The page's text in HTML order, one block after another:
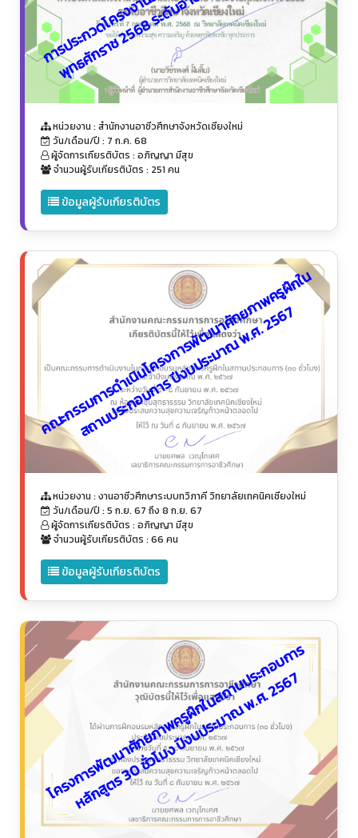
หน่วยงาน : สำนักงานอาชีวศึกษาจังหวัดเชียงใหม่
วัน/เดือน/ปี : 7 ก.ค. 68
ผู้จัดการเกียรติบัตร : อภิญญา มีสุข
จำนวนผู้รับเกียรติบัตร : 251 คน
ข้อมูลผู้รับเกียรติบัตร
ค
ณ
ะ
ก
ร
ร
ม
ก
า
ร
ดำ
เ
นิ
น
โ
ค
ร
ง
ก
า
ร
พั
ฒ
น
า
ศั
ก
ย
ภ
า
พ
ค
รู
ฝึ
ก
ใ
น
ส
ถ
า
น
ป
ร
ะ
ก
อ
บ
ก
า
ร
ปี
ง
บ
ป
ร
ะ
ม
า
ณ
พ.
ศ.
2
5
6
7
หน่วยงาน : งานอาชีวศึกษาระบบทวิภาคี วิทยาลัยเทคนิคเชียงใหม่
วัน/เดือน/ปี : 5 ก.ย. 67 ถึง 8 ก.ย. 67
ผู้จัดการเกียรติบัตร : อภิญญา มีสุข
จำนวนผู้รับเกียรติบัตร : 66 คน
ข้อมูลผู้รับเกียรติบัตร
โ
ค
ร
ง
ก
า
ร
พั
ฒ
น
า
ศั
ก
ย
ภ
า
พ
ค
รู
ฝึ
ก
ใ
น
ส
ถ
า
น
ป
ร
ะ
ก
อ
บ
ก
า
ร
ห
ลั
ก
สู
ต
ร
3
0
ชั่
ว
โ
ม
ง
ปี
ง
บ
ป
ร
ะ
ม
า
ณ
พ.
ศ.
2
5
6
7